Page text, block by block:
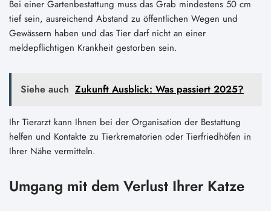
Bei einer Gartenbestattung muss das Grab mindestens 50 cm
tief sein, ausreichend Abstand zu öffentlichen Wegen und
Gewässern haben und das Tier darf nicht an einer
meldepflichtigen Krankheit gestorben sein.
Siehe auch Zukunft Ausblick: Was passiert 2025?
Ihr Tierarzt kann Ihnen bei der Organisation der Bestattung
helfen und Kontakte zu Tierkrematorien oder Tierfriedhöfen in
Ihrer Nähe vermitteln.
Umgang mit dem Verlust Ihrer Katze